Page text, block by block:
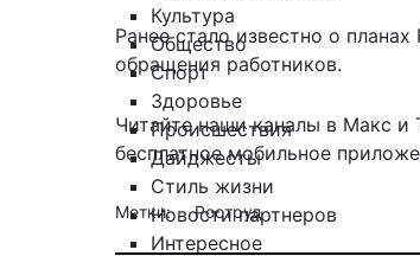
Культура
Общество
Спорт
Здоровье
Происшествия
Дайджесты
Стиль жизни
Новости партнеров
Интересное
Ранее стало известно о
обращения работников.
Читайте наши каналы в Макс и
бесплатное мобильное
Метки: Роструд